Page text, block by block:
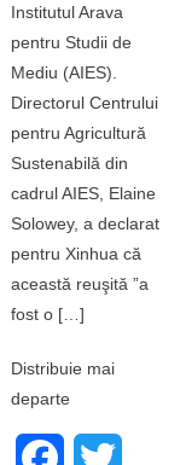
Institutul Arava
pentru Studii de
Mediu (AIES).
Directorul Centrului
pentru Agricultură
Sustenabilă din
cadrul AIES, Elaine
Solowey, a declarat
pentru Xinhua că
această reuşită ”a
fost o […]
Distribuie mai
departe
Facebook